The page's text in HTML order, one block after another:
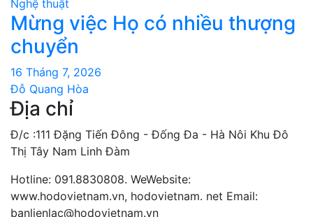
Nghệ thuật
Mừng việc Họ có nhiều thượng
chuyển
16 Tháng 7, 2026
Đỗ Quang Hòa
Địa chỉ
Đ/c :111 Đặng Tiến Đông - Đống Đa - Hà Nôi Khu Đô
Thị Tây Nam Linh Đàm
Hotline: 091.8830808. WeWebsite:
www.hodovietnam.vn, hodovietnam. net Email:
banlienlac@hodovietnam.vn